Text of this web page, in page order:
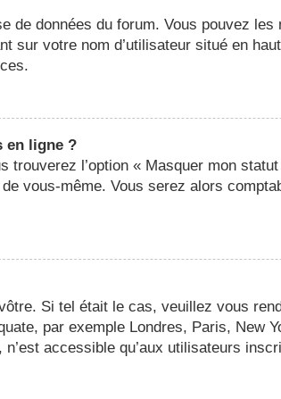
données du forum. Vous pouvez les
sur votre nom d’utilisateur situé en
en ligne ?
trouverez l’option « Masquer mon
vous-même. Vous serez alors
Si tel était le cas, veuillez vous
par exemple Londres, Paris, New
accessible qu’aux utilisateurs